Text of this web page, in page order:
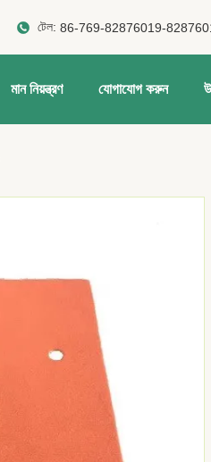
টেল: 86-769-82876019-
মান নিয়ন্ত্রণ যোগাযোগ করুন